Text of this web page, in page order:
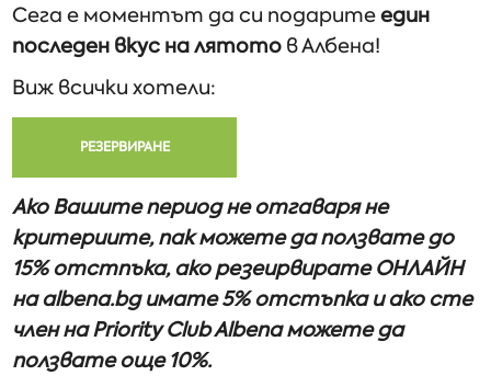
Сега е моментът да си подаритеедин
последен вкус на лятото в Албена!
Виж всички хотели:
РЕЗЕРВИРАНЕ
Ако Вашите период не отгаваря не
критериите, пак можете да ползвате до
15% отстпъка, ако резеирвирате ОНЛАЙН
на albena.bg имате 5% отстъпка и ако сте
член на Priority Club Albena можете да
ползвате още 10%.